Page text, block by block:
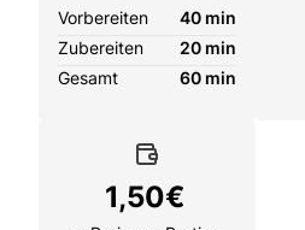
Vorbereiten
40 min
Zubereiten
20 min
Gesamt
60 min
1,50€